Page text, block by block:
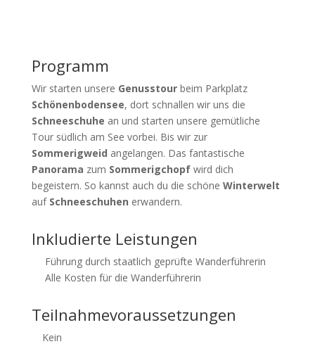
Programm
Wir starten unsere Genusstourbeim Parkplatz
Schönenbodensee, dort schnallen wir uns die
Schneeschuhe an und starten unsere gemütliche
Tour südlich am See vorbei. Bis wir zur
Sommerigweid angelangen. Das fantastische
Panorama zum Sommerigchopfwird dich
begeistern. So kannst auch du die schöne Winterwelt
auf Schneeschuhen erwandern.
Inkludierte Leistungen
Führung durch staatlich geprüfte Wanderführerin
Alle Kosten für die Wanderführerin
Teilnahmevoraussetzungen
Kein